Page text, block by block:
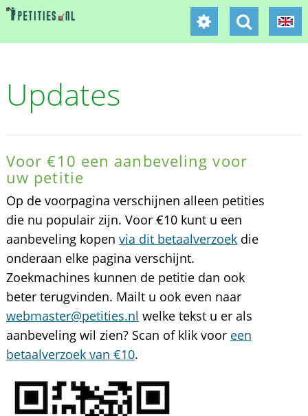
Updates
Voor €10 een aanbeveling voor
uw petitie
Op de voorpagina verschijnen alleen petities
die nu populair zijn. Voor €10 kunt u een
aanbeveling kopen via dit betaalverzoekdie
onderaan elke pagina verschijnt.
Zoekmachines kunnen de petitie dan ook
beter terugvinden. Mailt u ook even naar
webmaster@petities.nl welke tekst u er als
aanbeveling wil zien? Scan of klik voor een
betaalverzoek van €10.